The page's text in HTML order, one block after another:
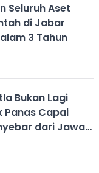
Seluruh Aset
di Jabar
3 Tahun
Bukan Lagi
Panas Capai
dari Jawa